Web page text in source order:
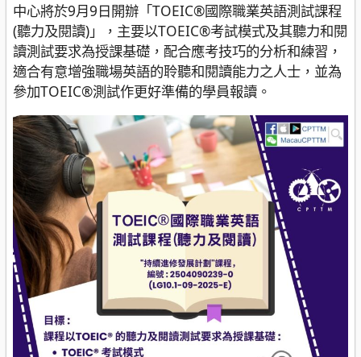
中心將於9月9日開辦「TOEIC®國際職業英語測試課程
(聽力及閱讀)」，主要以TOEIC®考試模式及其聽力和閱
讀測試要求為授課基礎，配合應考技巧的分析和練習，
適合有意增強職場英語的聆聽和閱讀能力之人士，並為
參加TOEIC®測試作更好準備的學員報讀。